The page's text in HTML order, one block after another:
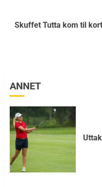
Skuffet Tutta kom til
ANNET